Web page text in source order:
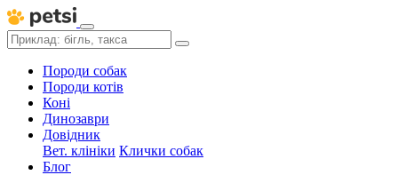
Породи собак
Породи котів
Коні
Динозаври
Довідник
Вет. клініки Клички собак
Блог